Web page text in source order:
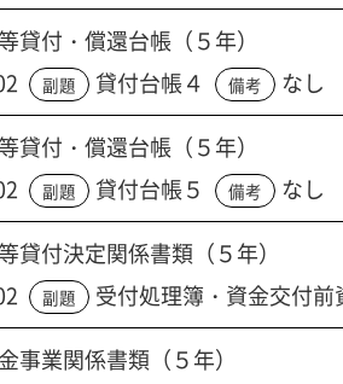
付・償還台帳（５年）
副題 貸付台帳４ 備考
なし
付・償還台帳（５年）
副題 貸付台帳５ 備考
なし
付決定関係書類（５年）
副題 受付処理簿・資金交付前
事業関係書類（５年）